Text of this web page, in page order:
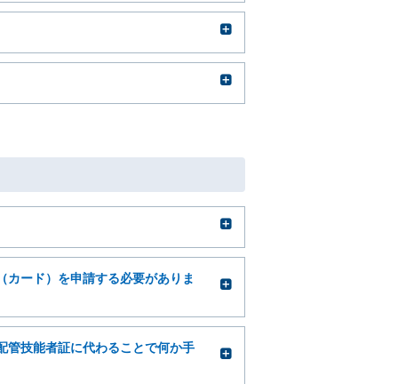
ード）を申請する必要がありま
管技能者証に代わることで何か手